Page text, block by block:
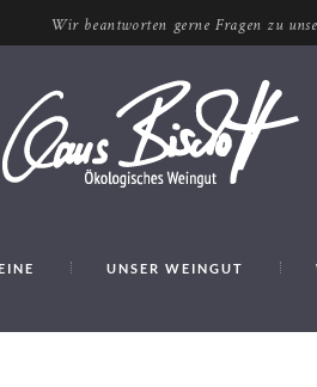
Wir beantworten gerne Fragen zu
UNSER WEINGUT